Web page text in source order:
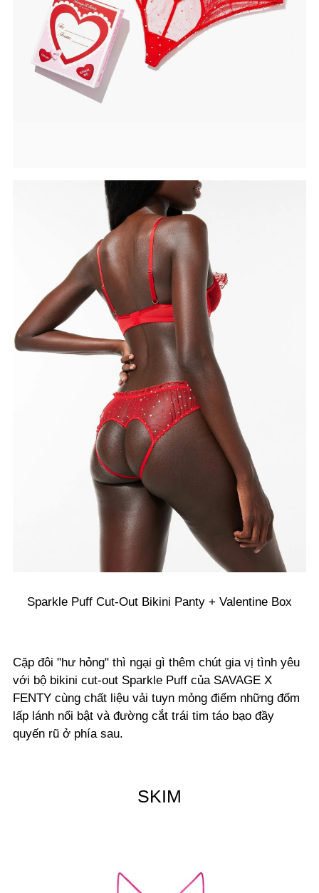
Sparkle Puff Cut-Out Bikini Panty + Valentine Box
Cặp đôi "hư hỏng" thì ngại gì thêm chút gia vị tình yêu
với bộ bikini cut-out Sparkle Puff của SAVAGE X
FENTY cùng chất liệu vải tuyn mỏng điểm những đốm
lấp lánh nổi bật và đường cắt trái tim táo bạo đầy
quyến rũ ở phía sau.
SKIM